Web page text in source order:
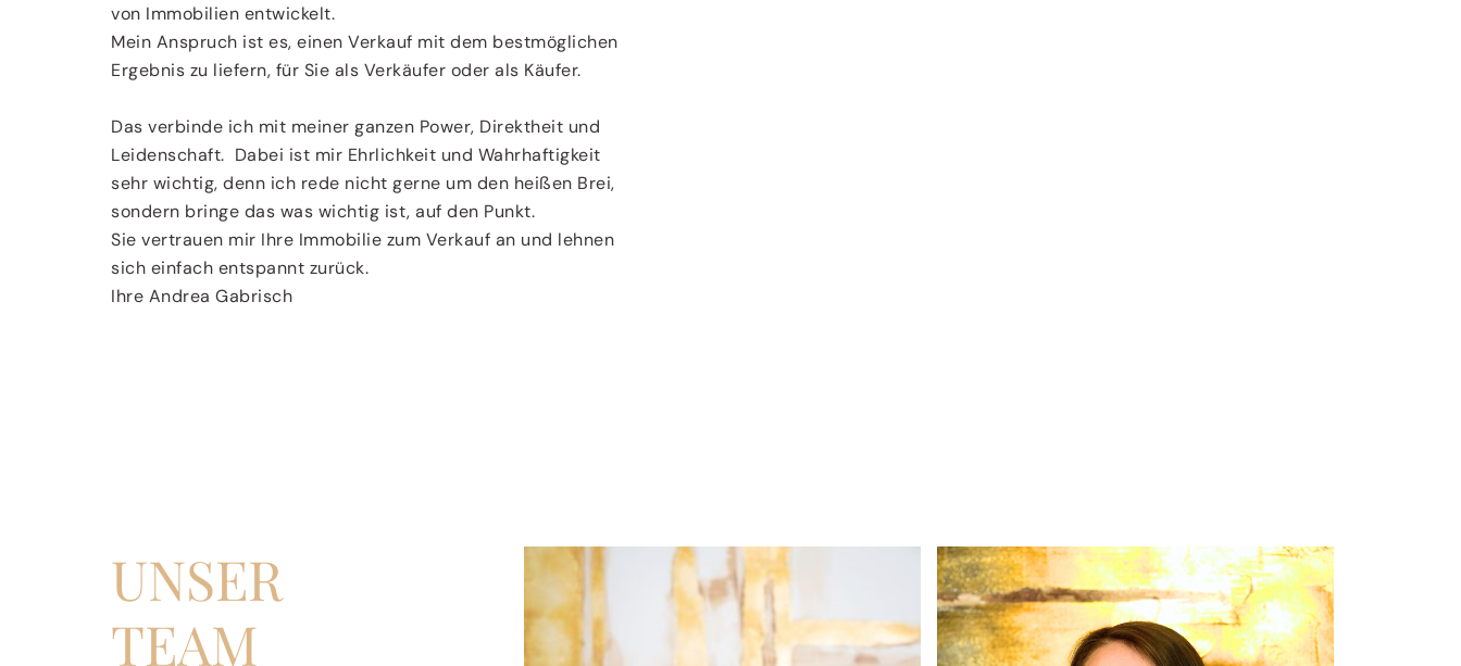
von Immobilien entwickelt.
Mein Anspruch ist es, einen Verkauf mit dem bestmöglichen
Ergebnis zu liefern, für Sie als Verkäufer oder als Käufer.
Das verbinde ich mit meiner ganzen Power, Direktheit und
Leidenschaft. Dabei ist mir Ehrlichkeit und Wahrhaftigkeit
sehr wichtig, denn ich rede nicht gerne um den heißen Brei,
sondern bringe das was wichtig ist, auf den Punkt.
Sie vertrauen mir Ihre Immobilie zum Verkauf an und lehnen
sich einfach entspannt zurück.
Ihre Andrea Gabrisch
UNSER
TEAM